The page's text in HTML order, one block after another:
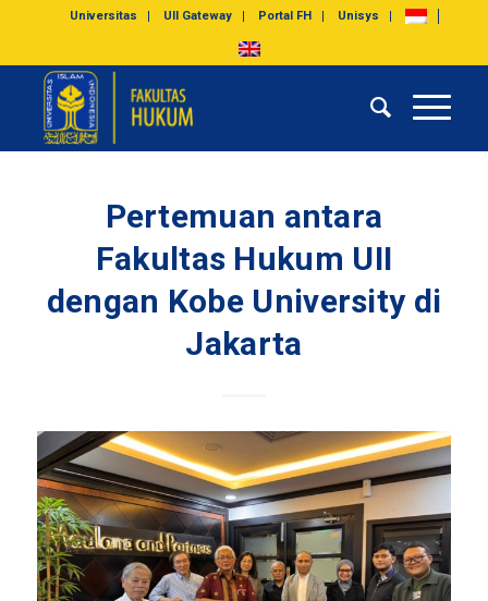
Universitas UII Gateway Portal FH Unisys
Pertemuan antara
Fakultas Hukum UII
dengan Kobe University di
Jakarta